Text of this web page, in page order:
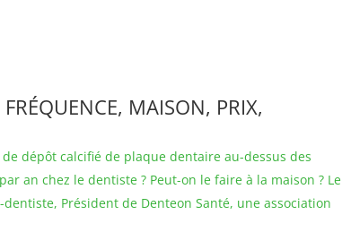
MAISON, PRIX,
dépôt calcifié de plaque dentaire au-dessus des
an chez le dentiste ? Peut-on le faire à la maison ? Le
Président de Denteon Santé, une association